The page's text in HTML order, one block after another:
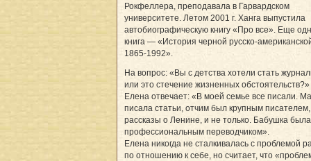
Рокфеллера, преподавала в Гарвардском
университете. Летом 2001 г. Ханга выпустила
автобиографическую книгу «Про все». Еще
книга — «История черной русско-
1865-1992».
На вопрос: «Вы с детства хотели стать
или это стечение жизненных
Елена отвечает: «В моей семье все писали.
писала статьи, отчим был крупным
рассказы о Ленине, и не только. Бабушка была
профессиональным переводчиком».
Елена никогда не сталкивалась с проблемой
по отношению к себе, но считает, что